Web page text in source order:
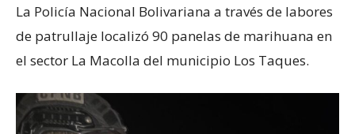
La Policía Nacional Bolivariana a través de labores
de patrullaje localizó 90 panelas de marihuana en
el sector La Macolla del municipio Los Taques.